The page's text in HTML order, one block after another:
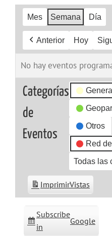
Mes Semana Día
Anterior Hoy
No hay eventos
Categorías
de
Eventos
General
Otros
Red
Todas las
Subscribe
in
Google
ImprimirVistas